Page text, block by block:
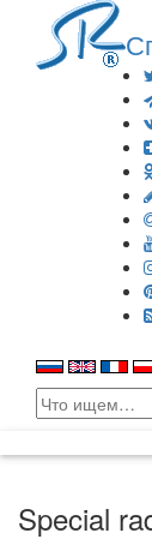
Search
for:
Special